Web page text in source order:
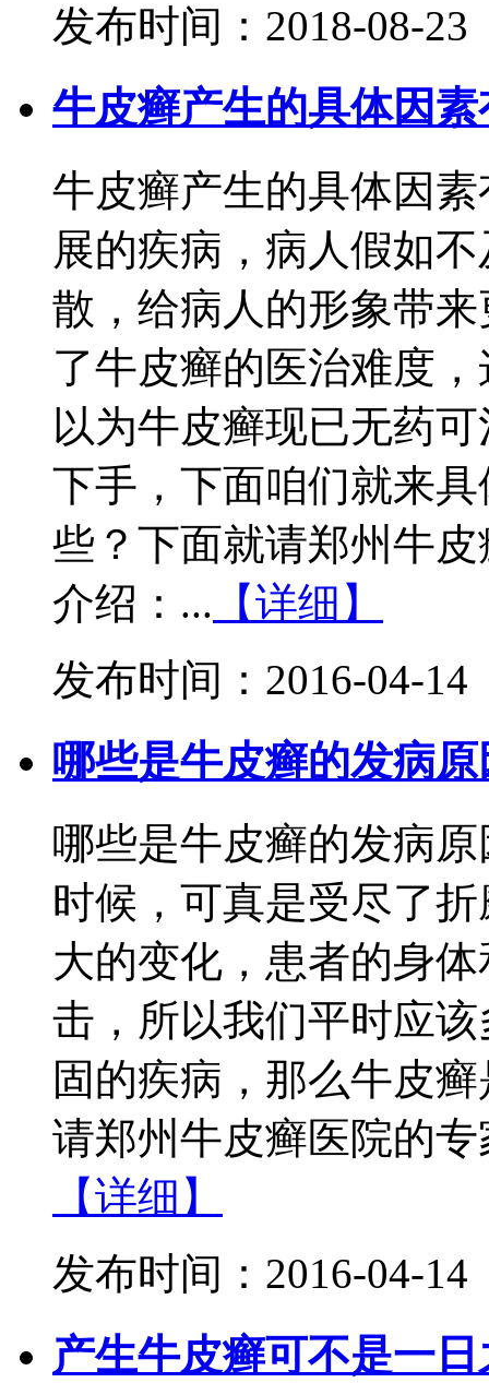
发布时间：2018-08-23
牛皮癣产生的具体因
牛皮癣产生的具体因
展的疾病，病人假如
散，给病人的形象带
了牛皮癣的医治难度
以为牛皮癣现已无药
下手，下面咱们就来
些？下面就请郑州牛
介绍：... 【详细】
发布时间：2016-04-14
哪些是牛皮癣的发病原
哪些是牛皮癣的发病
时候，可真是受尽了
大的变化，患者的身
击，所以我们平时应
固的疾病，那么牛皮
请郑州牛皮癣医院的
【详细】
发布时间：2016-04-14
产生牛皮癣可不是一